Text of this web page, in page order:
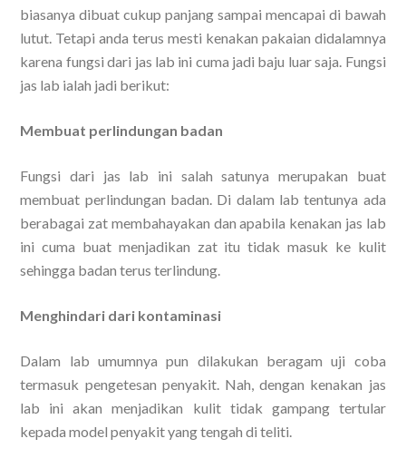
biasanya dibuat cukup panjang sampai mencapai di bawah
lutut. Tetapi anda terus mesti kenakan pakaian didalamnya
karena fungsi dari jas lab ini cuma jadi baju luar saja. Fungsi
jas lab ialah jadi berikut:
Membuat perlindungan badan
Fungsi dari jas lab ini salah satunya merupakan buat
membuat perlindungan badan. Di dalam lab tentunya ada
berabagai zat membahayakan dan apabila kenakan jas lab
ini cuma buat menjadikan zat itu tidak masuk ke kulit
sehingga badan terus terlindung.
Menghindari dari kontaminasi
Dalam lab umumnya pun dilakukan beragam uji coba
termasuk pengetesan penyakit. Nah, dengan kenakan jas
lab ini akan menjadikan kulit tidak gampang tertular
kepada model penyakit yang tengah di teliti.